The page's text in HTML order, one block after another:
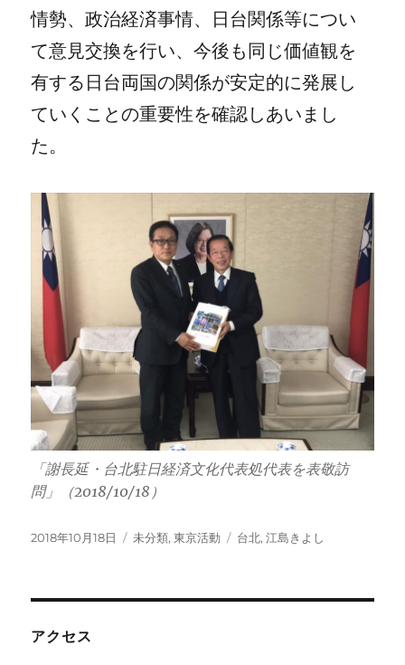
情勢、政治経済事情、日台関係等につい
て意見交換を行い、今後も同じ価値観を
有する日台両国の関係が安定的に発展し
ていくことの重要性を確認しあいまし
た。
「謝長延・台北駐日経済文化代表処代表を表敬訪
問」（2018/10/18）
投
2018年10月18日
カ
未分類,東京活動
タ
台北,江島きよし
アクセス